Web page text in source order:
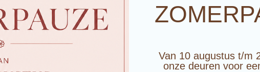
Van 10 augustus t/m
onze deuren voor